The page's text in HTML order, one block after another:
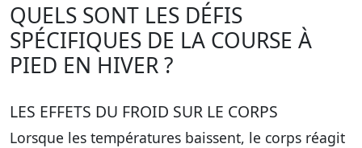
QUELS SONT LES DÉFIS
SPÉCIFIQUES DE LA COURSE À
PIED EN HIVER ?
LES EFFETS DU FROID SUR LE CORPS
Lorsque les températures baissent, le corps réagit